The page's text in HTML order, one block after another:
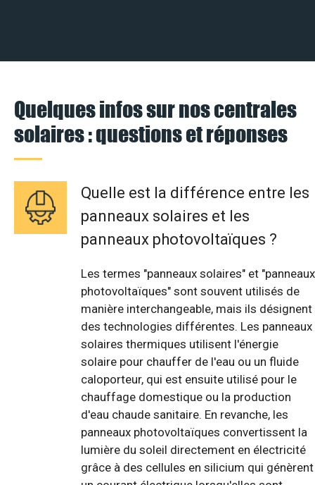
Quelques infos sur nos centrales
solaires : questions et réponses
Quelle est la différence entre les
panneaux solaires et les
panneaux photovoltaïques ?
Les termes "panneaux solaires" et "panneaux
photovoltaïques" sont souvent utilisés de
manière interchangeable, mais ils désignent
des technologies différentes. Les panneaux
solaires thermiques utilisent l'énergie
solaire pour chauffer de l'eau ou un fluide
caloporteur, qui est ensuite utilisé pour le
chauffage domestique ou la production
d'eau chaude sanitaire. En revanche, les
panneaux photovoltaïques convertissent la
lumière du soleil directement en électricité
grâce à des cellules en silicium qui génèrent